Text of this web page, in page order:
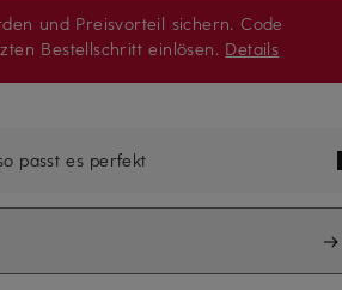
und Preisvorteil sichern. Code
Bestellschritt einlösen. Details
passt es perfekt